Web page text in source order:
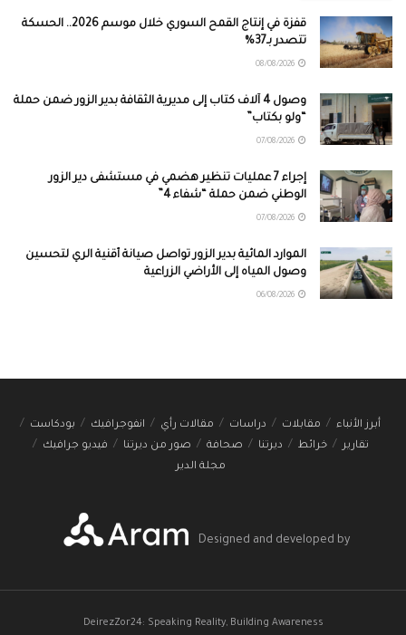
قفزة في إنتاج القمح السوري خلال موسم 2026.. الحسكة
تتصدر بـ37%
وصول 4 آلاف كتاب إلى مديرية الثقافة بدير الزور ضمن حملة
“ولو بكتاب”
إجراء 7 عمليات تنظير هضمي في مستشفى دير الزور
الوطني ضمن حملة “شفاء 4”
الموارد المائية بدير الزور تواصل صيانة أقنية الري لتحسين
وصول المياه إلى الأراضي الزراعية
أبرز الأنباء مقابلات دراسات مقالات رأي انفوجرافيك
بودكاست
تقارير
خرائط ديرتنا صحافة صور من ديرتنا
فيديو جرافيك
مجلة الدير
Designed and developed by
DeirezZor24: Speaking Reality, Building Awareness